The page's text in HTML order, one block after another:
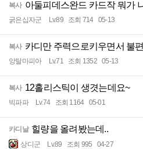
복사 아둘피데스완드 카드작 뭐가
굵은십자군 Lv.89 조회 714 05-13
복사 카디만 주력으로키우면서 불
앙탈마피아 Lv.71 조회 1352 05-13
복사 12홀리스틱이 생겻는데요~
빅파파 Lv.74 조회 1164 05-01
카디날 힐량을 올려봤는데..
상디군 Lv.89 조회 995 04-27